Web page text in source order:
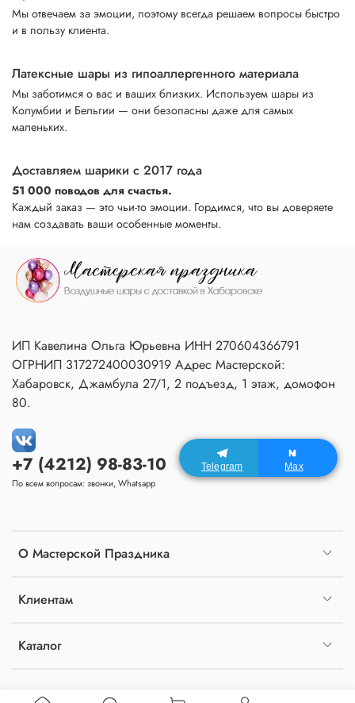
Мы отвечаем за эмоции, поэтому всегда решаем вопросы быстро
и в пользу клиента.
Латексные шары из гипоаллергенного материала
Мы заботимся о вас и ваших близких. Используем шары из
Колумбии и Бельгии — они безопасны даже для самых
маленьких.
Доставляем шарики с 2017 года
51 000 поводов для счастья.
Каждый заказ — это чьи-то эмоции. Гордимся, что вы доверяете
нам создавать ваши особенные моменты.
О Мастерской Праздника
Клиентам
Каталог
+7 (4212) 98-83-10
По всем вопросам: звонки, Whatsapp
ИП Кавелина Ольга Юрьевна ИНН 270604366791
ОГРНИП 317272400030919 Адрес Мастерской:
Хабаровск, Джамбула 27/1, 2 подъезд, 1 этаж, домофон
80.
Telegram Max